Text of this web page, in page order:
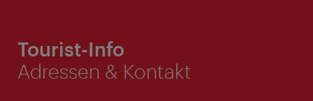
Tourist-Info
Adressen & Kontakt